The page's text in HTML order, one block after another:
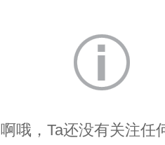
啊哦，Ta还没有关注任